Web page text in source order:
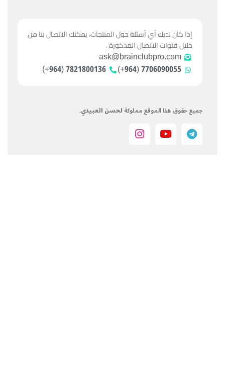
إذا كان لديك أي أسئلة حول المنتجات، يمكنك الاتصال بنا من
خلال قنوات الاتصال المذكورة .
ask@brainclubpro.com
7706090055 (964+)
7821800136 (964+)
جميع حقوق هذا الموقع مملوكةلحسن العبيدي.